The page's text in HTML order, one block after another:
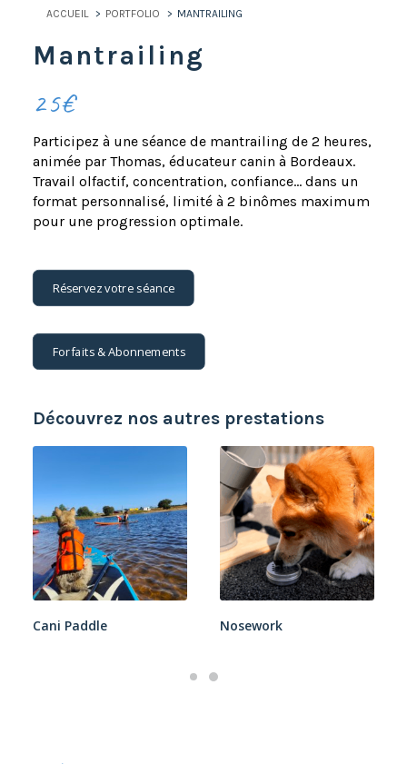
ACCUEIL PORTFOLIO MANTRAILING
Mantrailing
25€
Participez à une séance de mantrailing de 2 heures,
animée par Thomas, éducateur canin à Bordeaux.
Travail olfactif, concentration, confiance… dans un
format personnalisé, limité à 2 binômes maximum
pour une progression optimale.
Réservez votre séance
Forfaits & Abonnements
Découvrez nos autres prestations
Cani Paddle Nosework